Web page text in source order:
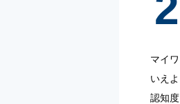
マイ
いえ
認知